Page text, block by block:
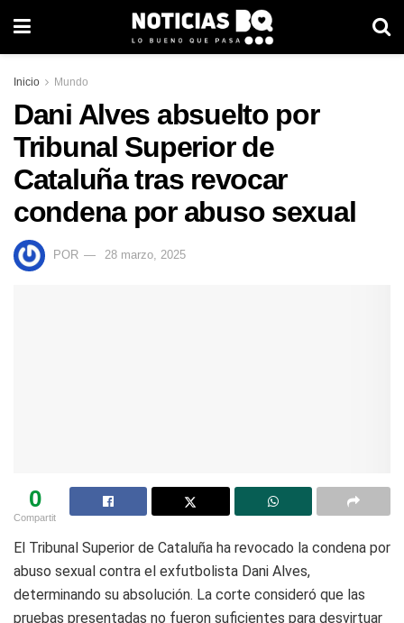
Inicio Mundo
Dani Alves absuelto por
Tribunal Superior de
Cataluña tras revocar
condena por abuso sexual
POR 28 marzo, 2025
0
Compartit
El Tribunal Superior de Cataluña ha revocado la condena por
abuso sexual contra el exfutbolista Dani Alves,
determinando su absolución. La corte consideró que las
pruebas presentadas no fueron suficientes para desvirtuar